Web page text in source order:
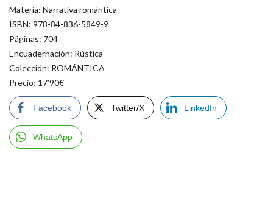
Materia: Narrativa romántica
ISBN: 978-84-836-5849-9
Páginas: 704
Encuadernación: Rústica
Colección: ROMÁNTICA
Precio: 17’90€
Facebook Twitter/X LinkedIn
WhatsApp